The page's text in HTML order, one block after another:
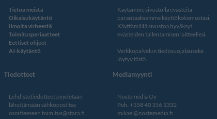
Tietoa meistä
Oikaisukäytäntö
Ilmoita virheestä
Toimitusperiaatteet
Eettiset ohjeet
AI-käytäntö
Käytämme sivustolla evästeitä
parantaaksemme käyttökokemustasi.
Käyttämällä sivustoa hyväksyt
evästeiden tallentamisen laitteellesi.
Verkkopalvelun tiedosuojalauseke
löytyy tästä.
Tiedotteet
Lehdistötiedotteet pyydetään
lähettämään sähköpostitse
osoitteeseen toimitus@stara.fi
Mediamyynti
Nostemedia Oy
Puh. +358 40 356 1332
mikael@nostemedia.fi